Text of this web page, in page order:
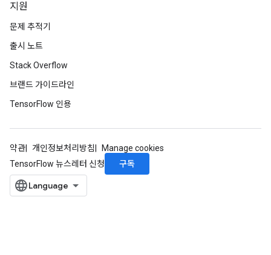
지원
문제 추적기
출시 노트
Stack Overflow
브랜드 가이드라인
TensorFlow 인용
약관 개인정보처리방침
Manage cookies
TensorFlow 뉴스레터 신청
구독